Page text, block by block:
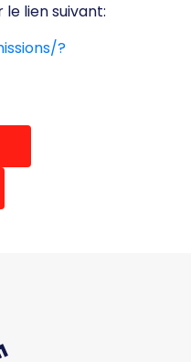
le lien suivant:
?